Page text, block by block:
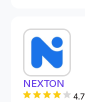
NEXTON
4.7